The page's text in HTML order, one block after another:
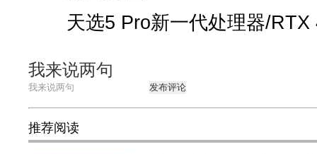
天选5 Pro新一代处理器/RTX
我来说两句
发布评论
推荐阅读